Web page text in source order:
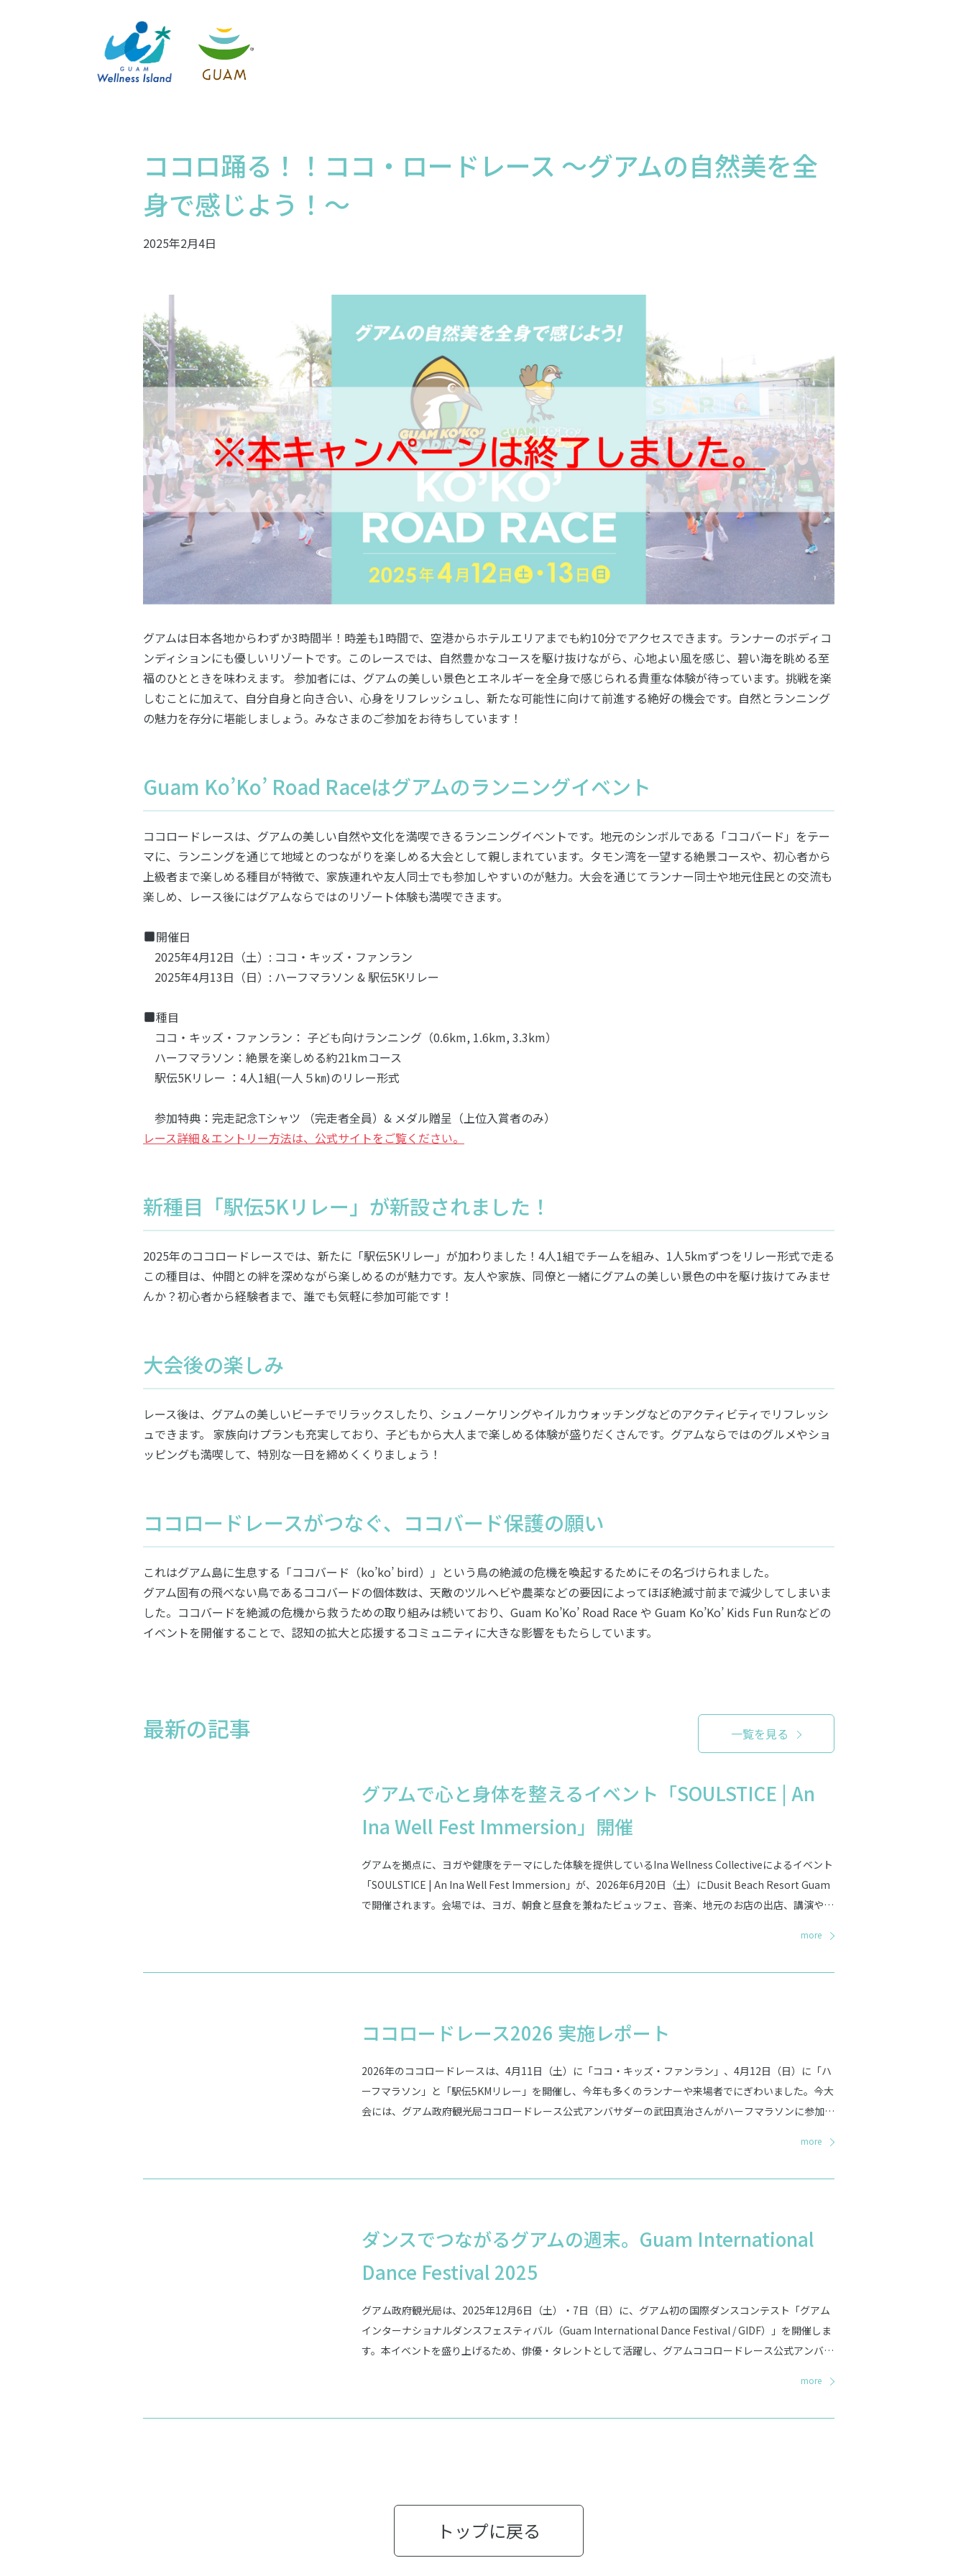
ココロ踊る！！ココ・ロードレース ～グアムの自然美を全
身で感じよう！～
2025年2月4日
グアムは日本各地からわずか3時間半！時差も1時間で、空港からホテルエリアまでも約10分でアクセスできます。ランナーのボディコ
ンディションにも優しいリゾートです。このレースでは、自然豊かなコースを駆け抜けながら、心地よい風を感じ、碧い海を眺める至
福のひとときを味わえます。 参加者には、グアムの美しい景色とエネルギーを全身で感じられる貴重な体験が待っています。挑戦を楽
しむことに加えて、自分自身と向き合い、心身をリフレッシュし、新たな可能性に向けて前進する絶好の機会です。自然とランニング
の魅力を存分に堪能しましょう。みなさまのご参加をお待ちしています！
Guam Ko’Ko’ Road Raceはグアムのランニングイベント
ココロードレースは、グアムの美しい自然や文化を満喫できるランニングイベントです。地元のシンボルである「ココバード」をテー
マに、ランニングを通じて地域とのつながりを楽しめる大会として親しまれています。タモン湾を一望する絶景コースや、初心者から
上級者まで楽しめる種目が特徴で、家族連れや友人同士でも参加しやすいのが魅力。大会を通じてランナー同士や地元住民との交流も
楽しめ、レース後にはグアムならではのリゾート体験も満喫できます。
開催日
2025年4月12日（土）: ココ・キッズ・ファンラン
2025年4月13日（日）: ハーフマラソン & 駅伝5Kリレー
種目
ココ・キッズ・ファンラン： 子ども向けランニング（0.6km, 1.6km, 3.3km）
ハーフマラソン：絶景を楽しめる約21kmコース
駅伝5Kリレー ：4人1組(一人５㎞)のリレー形式
参加特典：完走記念Tシャツ （完走者全員）& メダル贈呈（上位入賞者のみ）
レース詳細＆エントリー方法は、公式サイトをご覧ください。
新種目「駅伝5Kリレー」が新設されました！
2025年のココロードレースでは、新たに「駅伝5Kリレー」が加わりました！4人1組でチームを組み、1人5kmずつをリレー形式で走る
この種目は、仲間との絆を深めながら楽しめるのが魅力です。友人や家族、同僚と一緒にグアムの美しい景色の中を駆け抜けてみませ
んか？初心者から経験者まで、誰でも気軽に参加可能です！
大会後の楽しみ
レース後は、グアムの美しいビーチでリラックスしたり、シュノーケリングやイルカウォッチングなどのアクティビティでリフレッシ
ュできます。 家族向けプランも充実しており、子どもから大人まで楽しめる体験が盛りだくさんです。グアムならではのグルメやショ
ッピングも満喫して、特別な一日を締めくくりましょう！
ココロードレースがつなぐ、ココバード保護の願い
これはグアム島に生息する「ココバード（ko’ko’ bird）」という鳥の絶滅の危機を喚起するためにその名づけられました。
グアム固有の飛べない鳥であるココバードの個体数は、天敵のツルヘビや農薬などの要因によってほぼ絶滅寸前まで減少してしまいま
した。ココバードを絶滅の危機から救うための取り組みは続いており、Guam Ko’Ko’ Road Race や Guam Ko’Ko’ Kids Fun Runなどの
イベントを開催することで、認知の拡大と応援するコミュニティに大きな影響をもたらしています。
最新の記事
グアムで心と身体を整えるイベント「SOULSTICE | An
Ina Well Fest Immersion」開催
グアムを拠点に、ヨガや健康をテーマにした体験を提供しているIna Wellness Collectiveによるイベント
「SOULSTICE | An Ina Well Fest Immersion」が、2026年6月20日（土）にDusit Beach Resort Guam
で開催されます。会場では、ヨガ、朝食と昼食を兼ねたビュッフェ、音楽、地元のお店の出店、講演や体
more
ココロードレース2026 実施レポート
2026年のココロードレースは、4月11日（土）に「ココ・キッズ・ファンラン」、4月12日（日）に「ハ
ーフマラソン」と「駅伝5KMリレー」を開催し、今年も多くのランナーや来場者でにぎわいました。今大
会には、グアム政府観光局ココロードレース公式アンバサダーの武田真治さんがハーフマラソンに参加し
松悠実さんも応援に駆けつけ、大会を大いに盛り上げました。また、日本から参加したランナーが各部門
more
ダンスでつながるグアムの週末。Guam International
Dance Festival 2025
グアム政府観光局は、2025年12月6日（土）・7日（日）に、グアム初の国際ダンスコンテスト「グアム
インターナショナルダンスフェスティバル（Guam International Dance Festival / GIDF）」を開催しま
す。本イベントを盛り上げるため、俳優・タレントとして活躍し、グアムココロードレース公式アンバサ
more
一覧を見る
トップに戻る